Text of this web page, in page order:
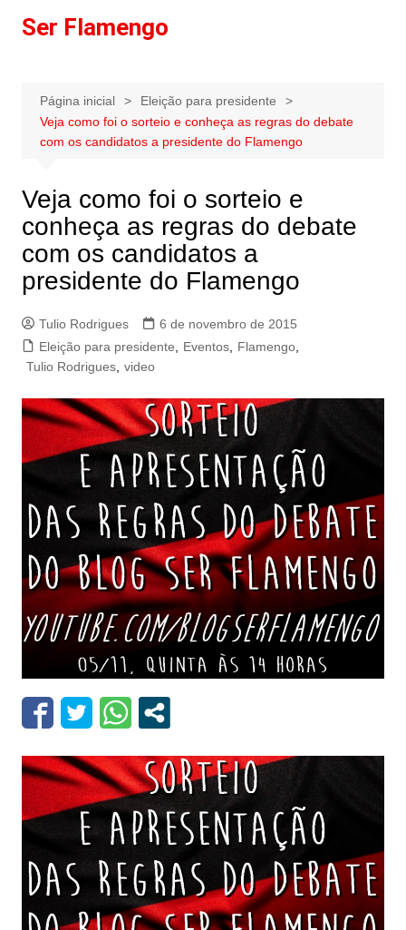
paraSer Flamengo
Página inicial
Eleição para presidente
Veja como foi o sorteio e conheça as regras do debate
com os candidatos a presidente do Flamengo
Veja como foi o sorteio e
conheça as regras do debate
com os candidatos a
presidente do Flamengo
Tulio Rodrigues
6 de novembro de 2015
Eleição para presidente
Eventos, Flamengo,
Tulio Rodrigues, video